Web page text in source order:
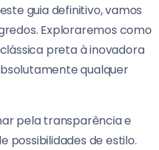
guia definitivo, vamos
Exploraremos como
preta à inovadora
qualquer
pela transparência e
possibilidades de estilo.